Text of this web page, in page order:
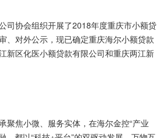
司协会组织开展了2018年度重庆市小额贷
、对外公示，现已确定重庆海尔小额贷款
新区化医小额贷款有限公司和重庆两江新
聚焦小微、服务实体，在海尔金控“产业